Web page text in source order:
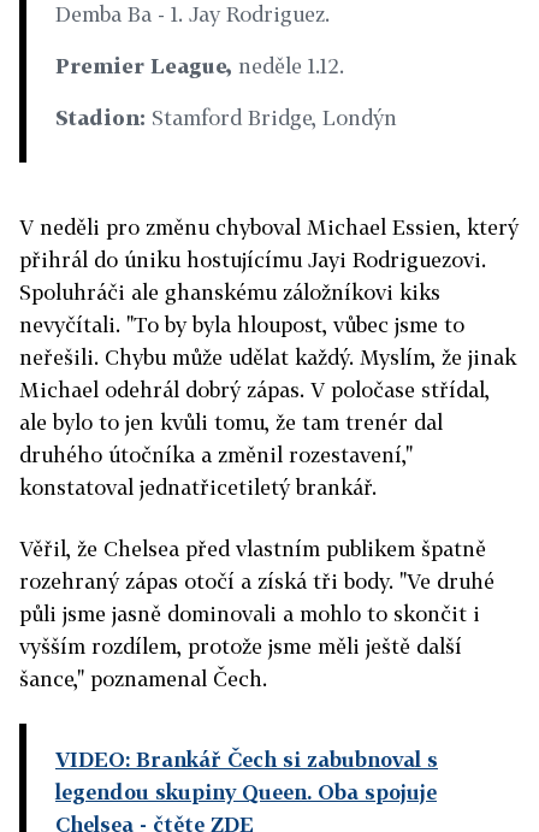
Demba Ba - 1. Jay Rodriguez.
Premier League, neděle 1.12.
Stadion: Stamford Bridge, Londýn
V neděli pro změnu chyboval Michael Essien, který
přihrál do úniku hostujícímu Jayi Rodriguezovi.
Spoluhráči ale ghanskému záložníkovi kiks
nevyčítali. "To by byla hloupost, vůbec jsme to
neřešili. Chybu může udělat každý. Myslím, že jinak
Michael odehrál dobrý zápas. V poločase střídal,
ale bylo to jen kvůli tomu, že tam trenér dal
druhého útočníka a změnil rozestavení,"
konstatoval jednatřicetiletý brankář.
Věřil, že Chelsea před vlastním publikem špatně
rozehraný zápas otočí a získá tři body. "Ve druhé
půli jsme jasně dominovali a mohlo to skončit i
vyšším rozdílem, protože jsme měli ještě další
šance," poznamenal Čech.
VIDEO: Brankář Čech si zabubnoval s
legendou skupiny Queen. Oba spojuje
Chelsea - čtěte ZDE